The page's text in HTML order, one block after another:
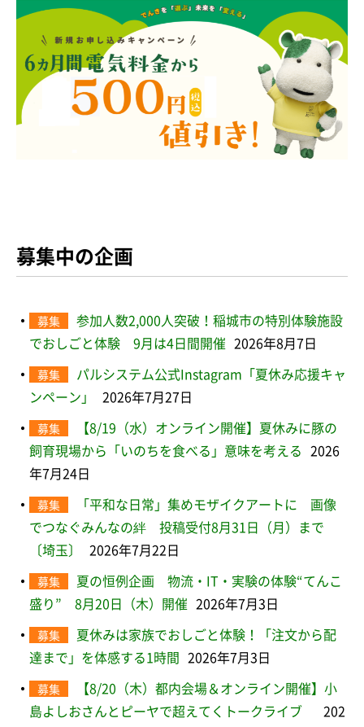
募集中の企画
募集
参加人数2,000人突破！稲城市の特別体験施設
でおしごと体験 9月は4日間開催
2026年8月7日
募集
パルシステム公式Instagram「夏休み応援キャ
ンペーン」
2026年7月27日
募集
【8/19（水）オンライン開催】夏休みに豚の
飼育現場から「いのちを食べる」意味を考える
2026
年7月24日
募集
「平和な日常」集めモザイクアートに 画像
でつなぐみんなの絆 投稿受付8月31日（月）まで
〔埼玉〕
2026年7月22日
募集
夏の恒例企画 物流・IT・実験の体験“てんこ
盛り” 8月20日（木）開催
2026年7月3日
募集
夏休みは家族でおしごと体験！「注文から配
達まで」を体感する1時間
2026年7月3日
募集
【8/20（木）都内会場＆オンライン開催】小
島よしおさんとピーヤで超えてくトークライブ
202